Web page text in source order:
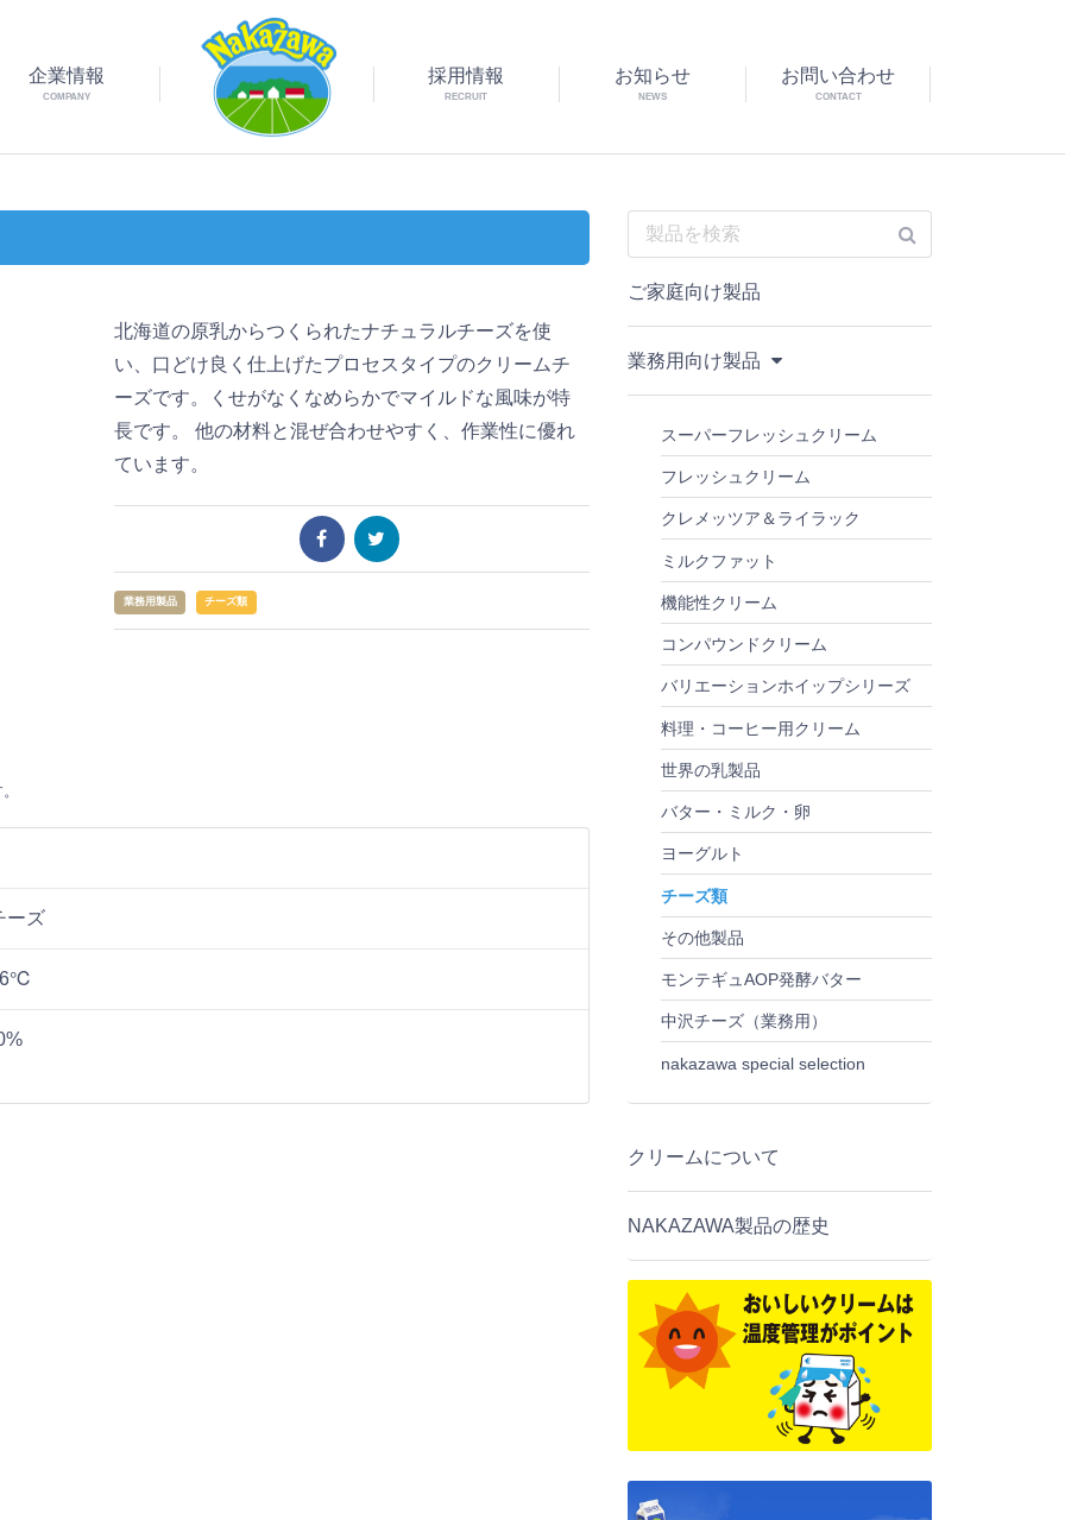
企業情報
COMPANY
採用情報
RECRUIT
お知らせ
NEWS
お問い合わせ
CONTACT
北海道の原乳からつくられたナチュラルチーズを使
い、口どけ良く仕上げたプロセスタイプのクリームチ
ーズです。くせがなくなめらかでマイルドな風味が特
長です。 他の材料と混ぜ合わせやすく、作業性に優れ
ています。
業務用製品 チーズ類
ーズ
6℃
ご家庭向け製品
業務用向け製品
スーパーフレッシュクリーム
フレッシュクリーム
クレメッツア＆ライラック
ミルクファット
機能性クリーム
コンパウンドクリーム
バリエーションホイップシリーズ
料理・コーヒー用クリーム
世界の乳製品
バター・ミルク・卵
ヨーグルト
チーズ類
その他製品
モンテギュAOP発酵バター
中沢チーズ（業務用）
nakazawa special selection
クリームについて
NAKAZAWA製品の歴史